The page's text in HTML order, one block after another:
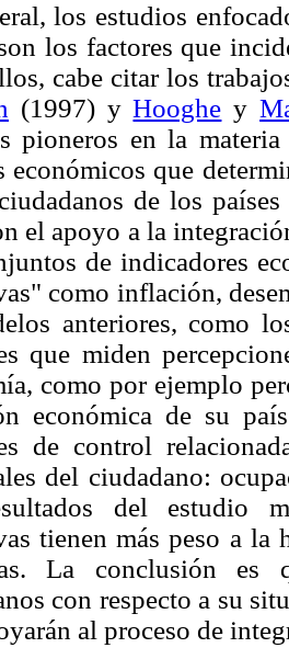
los estudios
los factores que
cabe citar los
(1997) yHooghe y
pioneros en la
económicos que
de los
el apoyo a la
de indicadores
como inflación,
anteriores, como
que miden
como por ejemplo
económica de su
de control
del ciudadano:
del estudio
tienen más peso a
La conclusión es
con respecto a su
al proceso de